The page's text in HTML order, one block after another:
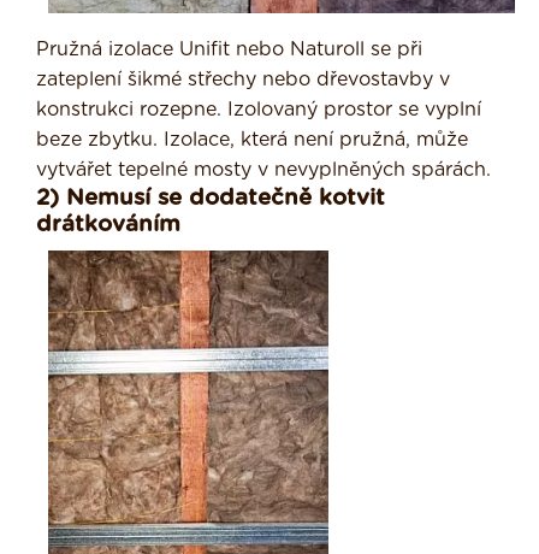
Pružná izolace Unifit nebo Naturoll se při
zateplení šikmé střechy nebo dřevostavby v
konstrukci rozepne. Izolovaný prostor se vyplní
beze zbytku. Izolace, která není pružná, může
vytvářet tepelné mosty v nevyplněných spárách.
2) Nemusí se dodatečně kotvit
drátkováním